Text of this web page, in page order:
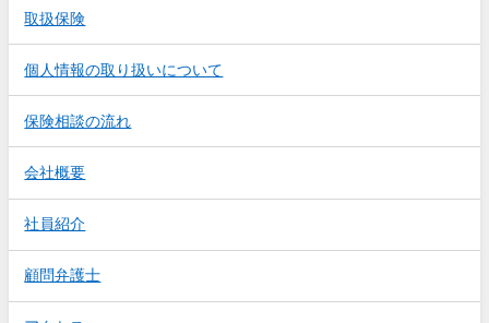
取扱保険
個人情報の取り扱いについて
保険相談の流れ
会社概要
社員紹介
顧問弁護士